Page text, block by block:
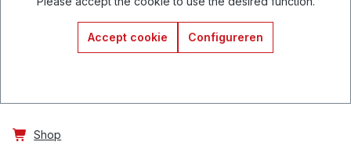
Accept cookie Configureren
Shop